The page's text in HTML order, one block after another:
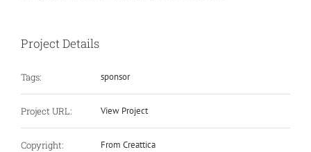
Project Details
Tags: sponsor
Project URL: View Project
Copyright: From Creattica